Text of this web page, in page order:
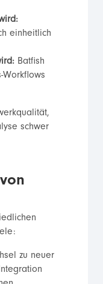
einheitlich
Batfish
Workflows
schwer
zu neuer